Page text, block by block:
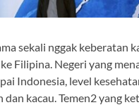
sekali nggak keberatan
Filipina. Negeri yang
Indonesia, level
dan kacau. Temen2 yang